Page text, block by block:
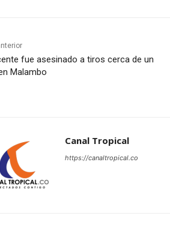
fue asesinado a tiros cerca de un
Malambo
Canal Tropical
https://canaltropical.co